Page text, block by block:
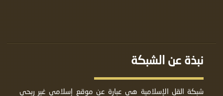
نبذة عن الشبكة
شبكة القل الإسلامية هي عبارة عن موقع إسلامي غير ربحي